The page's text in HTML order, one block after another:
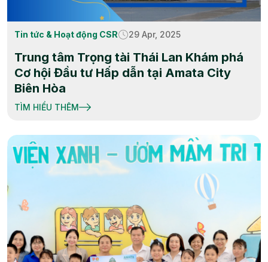
Tin tức & Hoạt động CSR 29 Apr, 2025
Trung tâm Trọng tài Thái Lan Khám phá
Cơ hội Đầu tư Hấp dẫn tại Amata City
Biên Hòa
TÌM HIỂU THÊM